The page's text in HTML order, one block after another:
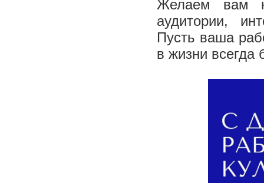
Желаем вам
аудитории,
Пусть ваша
в жизни всегда